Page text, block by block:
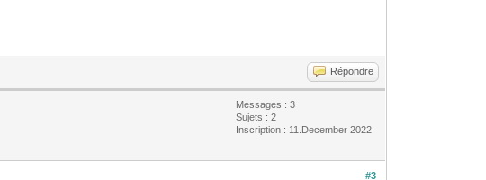
Répondre
Messages : 3
Sujets : 2
Inscription : 11.December 2022
#3